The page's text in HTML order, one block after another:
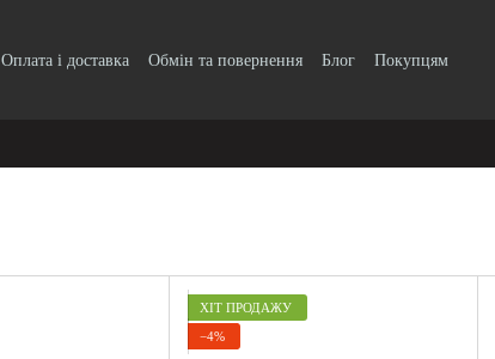
Оплата і доставка Обмін та повернення Блог Покупцям
ХІТ ПРОДАЖУ
−4%